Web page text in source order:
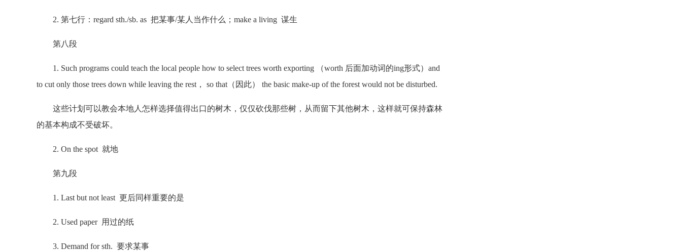
2. 第七行：regard sth./sb. as 把某事/某人当作什么；make a living 谋生
第八段
1. Such programs could teach the local people how to select trees worth exporting （worth 后面加动词的ing形式）and
to cut only those trees down while leaving the rest， so that（因此） the basic make-up of the forest would not be disturbed.
这些计划可以教会本地人怎样选择值得出口的树木，仅仅砍伐那些树，从而留下其他树木，这样就可保持森林
的基本构成不受破坏。
2. On the spot 就地
第九段
1. Last but not least 更后同样重要的是
2. Used paper 用过的纸
3. Demand for sth. 要求某事